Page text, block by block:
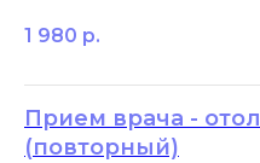
1 980 р.
Прием врача -
(повторный)